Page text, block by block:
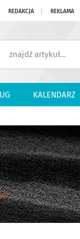
REDAKCJA REKLAMA
KALENDARZ